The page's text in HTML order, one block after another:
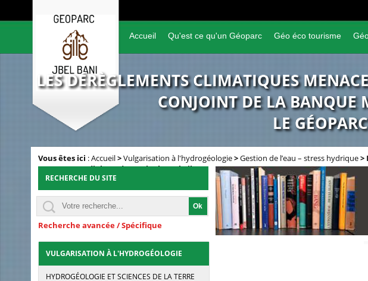
Accueil Qu'est ce qu'un Géoparc Géo éco tourisme
LES DÉRÈGLEMENTS CLIMATIQUES
CONJOINT DE LA BANQUE
LE
Vous êtes ici :Accueil>Vulgarisation à l'hydrogéologie>Gestion de l’eau – stress hydrique>
Banque mondiale et de Bank Al-Maghrib
RECHERCHE DU SITE
Recherche avancée / Spécifique
VULGARISATION À L'HYDROGÉOLOGIE
HYDROGÉOLOGIE ET SCIENCES DE LA TERRE